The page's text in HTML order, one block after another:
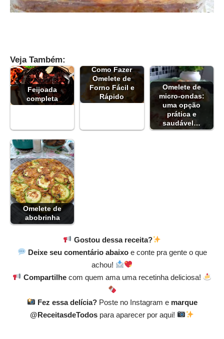
Veja Também:
Feijoada
completa
Como Fazer
Omelete de
Forno Fácil e
Rápido
Omelete de
micro-ondas:
uma opção
prática e
saudável…
Omelete de
abobrinha
Gostou dessa receita?
Deixe seu comentário abaixoe conte pra gente o que
achou!
Compartilhecom quem ama uma recetinha deliciosa!
Fez essa delícia?Poste no Instagram e marque
@ReceitasdeTodospara aparecer por aqui!